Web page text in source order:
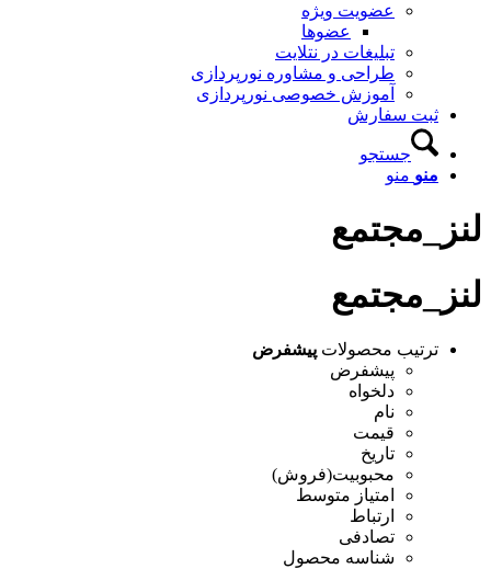
عضویت ویژه
عضوها
تبلیغات در نتلایت
طراحی و مشاوره نورپردازی
آموزش خصوصی نورپردازی
ثبت سفارش
جستجو
منو منو
لنز_مجتمع
لنز_مجتمع
ترتیب محصولات پیشفرض
پیشفرض
دلخواه
نام
قیمت
تاریخ
محبوبیت(فروش)
امتیاز متوسط
ارتباط
تصادفی
شناسه محصول